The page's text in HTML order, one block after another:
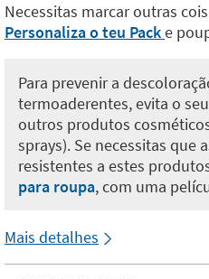
Necessitas marcar outras
Personaliza o teu Packe
Para prevenir a
termoaderentes, evita o
outros produtos
sprays). Se necessitas que
resistentes a estes
para roupa, com uma
Mais detalhes